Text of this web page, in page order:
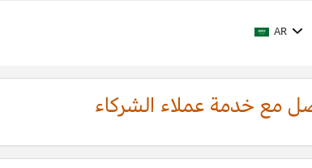
AR
مع خدمة عملاء الشركاء